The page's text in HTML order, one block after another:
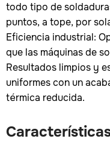
todo tipo de
puntos, a tope, por
Eficiencia industrial:
que las máquinas de
Resultados limpios y
uniformes con un
térmica reducida.